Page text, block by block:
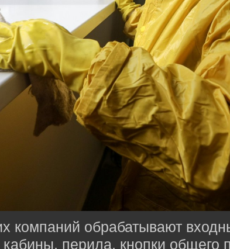
компаний обрабатывают
перила, кнопки общего